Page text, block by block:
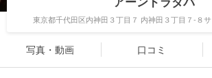
東京都千代田区内神田３丁目７ 内神田３丁目７-８
写真・動画 口コミ